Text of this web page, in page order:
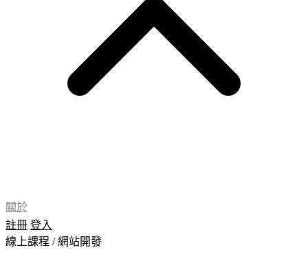
關於
註冊 登入
線上課程 / 網站開發